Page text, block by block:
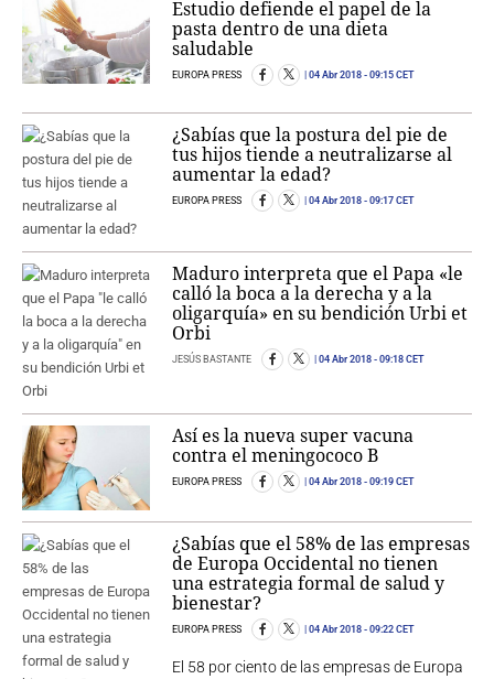
Estudio defiende el papel de la
pasta dentro de una dieta
saludable
EUROPA PRESS 04 Abr 2018 - 09:15 CET
¿Sabías que la postura del pie de
tus hijos tiende a neutralizarse al
aumentar la edad?
EUROPA PRESS 04 Abr 2018 - 09:17 CET
Maduro interpreta que el Papa «le
calló la boca a la derecha y a la
oligarquía» en su bendición Urbi et
Orbi
JESÚS BASTANTE 04 Abr 2018 - 09:18 CET
Así es la nueva super vacuna
contra el meningococo B
EUROPA PRESS 04 Abr 2018 - 09:19 CET
¿Sabías que el 58% de las empresas
de Europa Occidental no tienen
una estrategia formal de salud y
bienestar?
EUROPA PRESS 04 Abr 2018 - 09:22 CET
El 58 por ciento de las empresas de Europa